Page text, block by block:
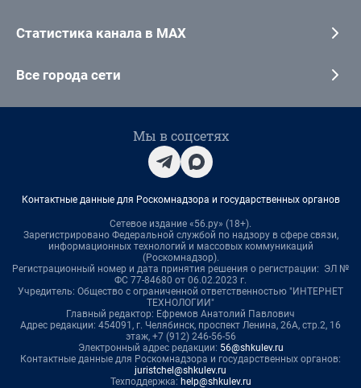
Статистика канала в MAX
Все города сети
Мы в соцсетях
Контактные данные для Роскомнадзора и государственных органов
Сетевое издание «56.ру» (18+).
Зарегистрировано Федеральной службой по надзору в сфере связи,
информационных технологий и массовых коммуникаций
(Роскомнадзор).
Регистрационный номер и дата принятия решения о регистрации: ЭЛ №
ФС 77-84680 от 06.02.2023 г.
Учредитель: Общество с ограниченной ответственностью "ИНТЕРНЕТ
ТЕХНОЛОГИИ"
Главный редактор: Ефремов Анатолий Павлович
Адрес редакции: 454091, г. Челябинск, проспект Ленина, 26А, стр.2, 16
этаж, +7 (912) 246-56-56
Электронный адрес редакции: 56@shkulev.ru
Контактные данные для Роскомнадзора и государственных органов:
juristchel@shkulev.ru
Техподдержка: help@shkulev.ru